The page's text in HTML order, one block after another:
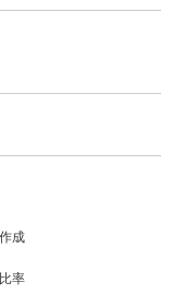
成
率